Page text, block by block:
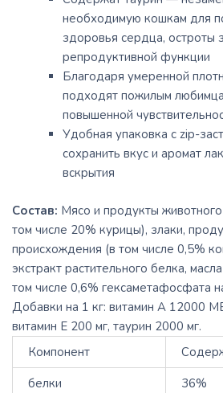
необходимую кошкам для
здоровья сердца, остроты
репродуктивной функции
Благодаря умеренной
подходят пожилым
повышенной
Удобная упаковка с zip-
сохранить вкус и аромат
вскрытия
Состав: Мясо и продукты
том числе 20% курицы), злаки,
происхождения (в том числе 0,5%
экстракт растительного белка,
том числе 0,6% гексаметафосфата
Добавки на 1 кг: витамин А 12000
витамин Е 200 мг, таурин 2000 мг.
Компонент
белки
36%